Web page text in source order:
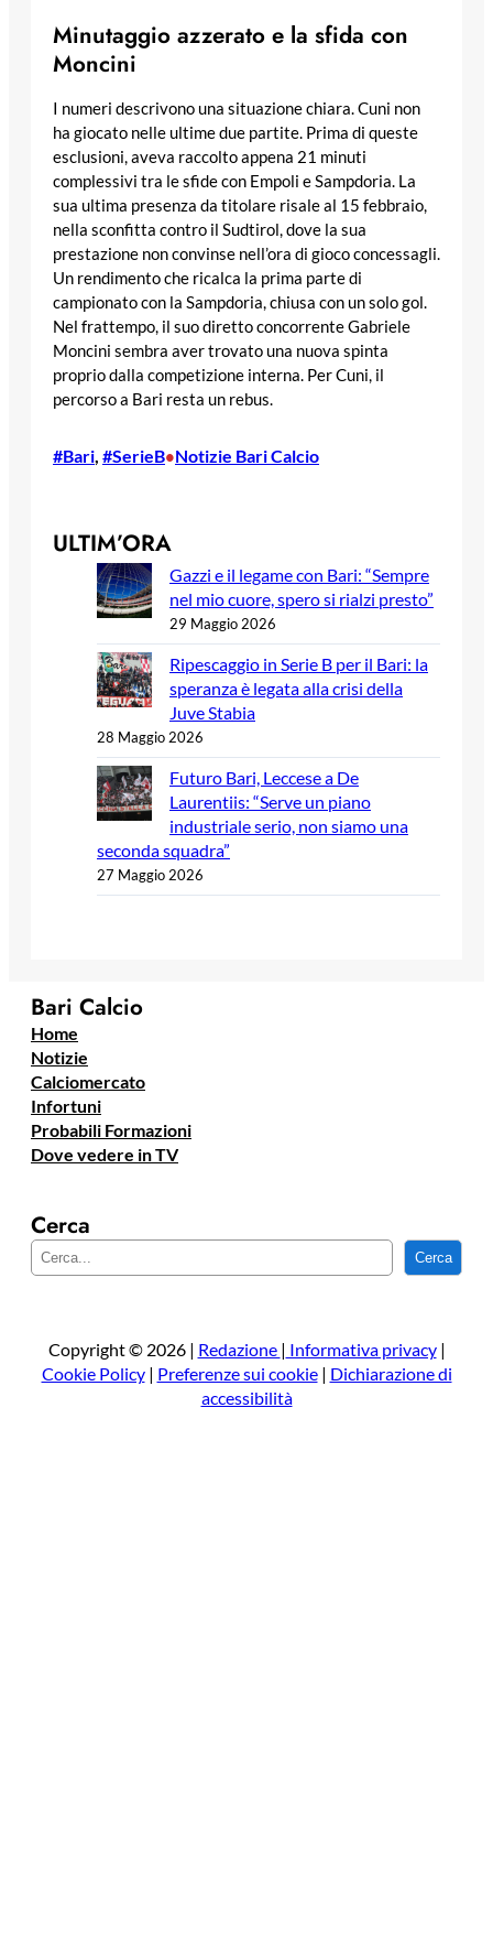
Minutaggio azzerato e la sfida con
Moncini
I numeri descrivono una situazione chiara. Cuni non
ha giocato nelle ultime due partite. Prima di queste
esclusioni, aveva raccolto appena 21 minuti
complessivi tra le sfide con Empoli e Sampdoria. La
sua ultima presenza da titolare risale al 15 febbraio,
nella sconfitta contro il Sudtirol, dove la sua
prestazione non convinse nell’ora di gioco concessagli.
Un rendimento che ricalca la prima parte di
campionato con la Sampdoria, chiusa con un solo gol.
Nel frattempo, il suo diretto concorrente Gabriele
Moncini sembra aver trovato una nuova spinta
proprio dalla competizione interna. Per Cuni, il
percorso a Bari resta un rebus.
#Bari, #SerieB•Notizie Bari Calcio
ULTIM’ORA
Gazzi e il legame con Bari: “Sempre
nel mio cuore, spero si rialzi presto”
29 Maggio 2026
Ripescaggio in Serie B per il Bari: la
speranza è legata alla crisi della
Juve Stabia
28 Maggio 2026
Futuro Bari, Leccese a De
Laurentiis: “Serve un piano
industriale serio, non siamo una
seconda squadra”
27 Maggio 2026
Bari Calcio
Home
Notizie
Calciomercato
Infortuni
Probabili Formazioni
Dove vedere in TV
Cerca
e
a
Cerca
Copyright © 2026 | Redazione | Informativa privacy|
Cookie Policy| Preferenze sui cookie| Dichiarazione di
accessibilità